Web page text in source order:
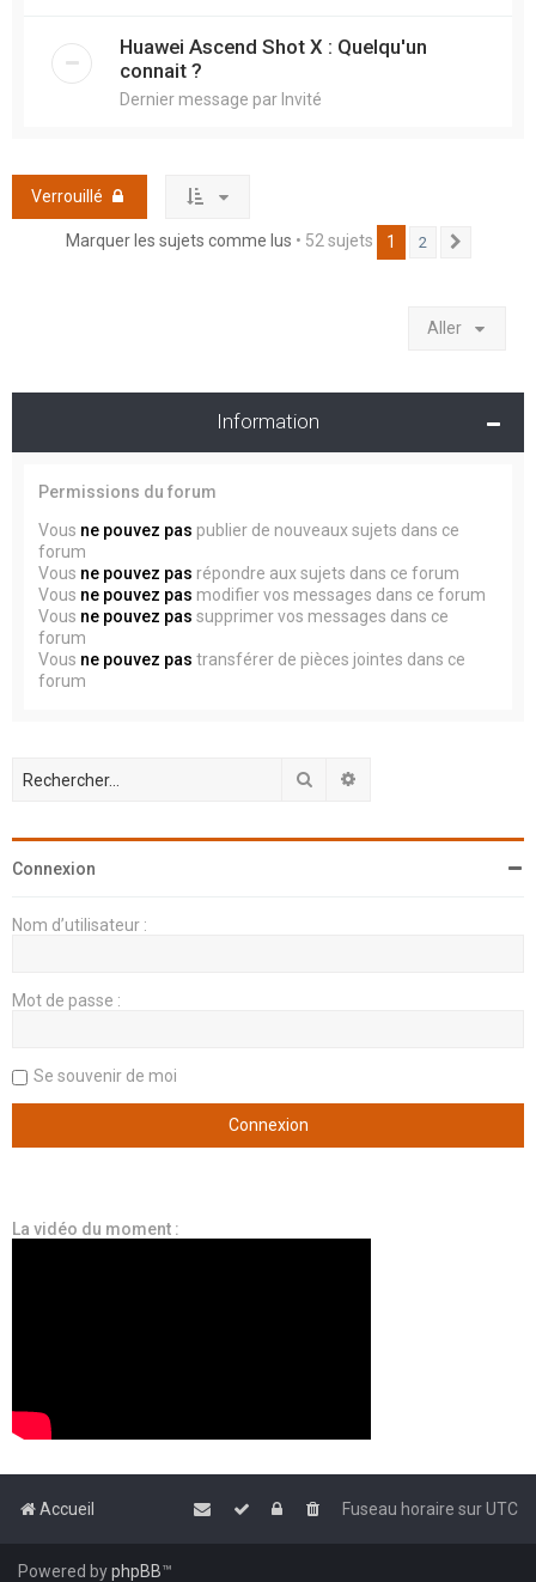
Huawei Ascend Shot X : Quelqu'un
connait ?
Dernier message par Invité
Verrouillé
Marquer les sujets comme lus • 52 sujets 1 2
Aller
Information
Permissions du forum
Vous ne pouvez pas publier de nouveaux sujets dans ce
forum
Vous ne pouvez pas répondre aux sujets dans ce forum
Vous ne pouvez pas modifier vos messages dans ce forum
Vous ne pouvez pas supprimer vos messages dans ce
forum
Vous ne pouvez pas transférer de pièces jointes dans ce
forum
Rechercher
Connexion
Nom d’utilisateur :
Mot de passe :
Se souvenir de moi
La vidéo du moment :
Accueil Fuseau horaire surUTC
Powered byphpBB™